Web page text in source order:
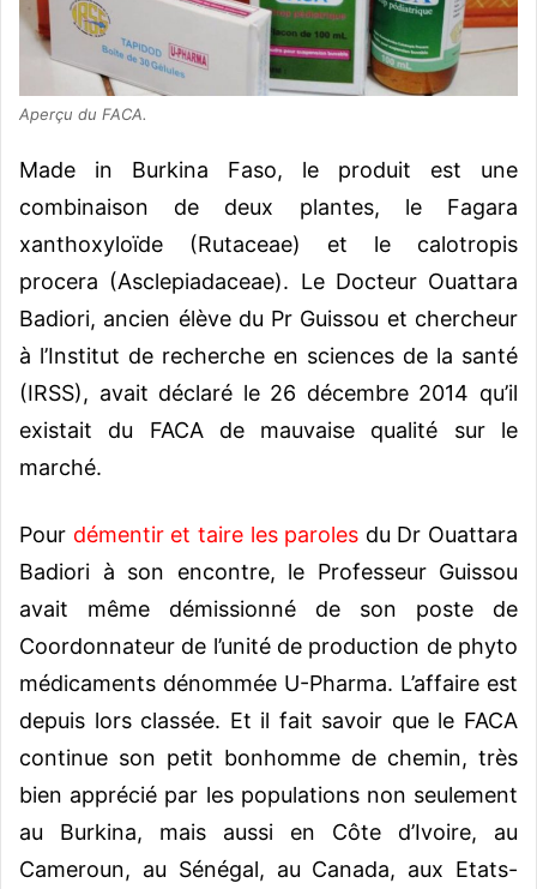
Aperçu du FACA.
Made in Burkina Faso, le produit est une
combinaison de deux plantes, le Fagara
xanthoxyloïde (Rutaceae) et le calotropis
procera (Asclepiadaceae). Le Docteur Ouattara
Badiori, ancien élève du Pr Guissou et chercheur
à l’Institut de recherche en sciences de la santé
(IRSS), avait déclaré le 26 décembre 2014 qu’il
existait du FACA de mauvaise qualité sur le
marché.
Pour démentir et taire les paroles du Dr Ouattara
Badiori à son encontre, le Professeur Guissou
avait même démissionné de son poste de
Coordonnateur de l’unité de production de phyto
médicaments dénommée U-Pharma. L’affaire est
depuis lors classée. Et il fait savoir que le FACA
continue son petit bonhomme de chemin, très
bien apprécié par les populations non seulement
au Burkina, mais aussi en Côte d’Ivoire, au
Cameroun, au Sénégal, au Canada, aux Etats-